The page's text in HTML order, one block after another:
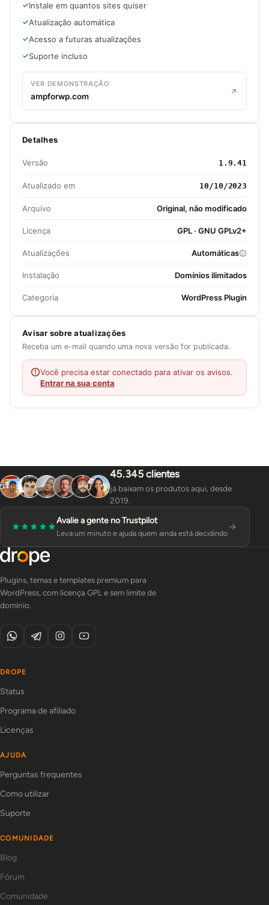
Instale em quantos sites quiser
Atualização automática
Acesso a futuras atualizações
Suporte incluso
VER DEMONSTRAÇÃO
ampforwp.com
Detalhes
Versão 1.9.41
Atualizado em 10/10/2023
Arquivo Original, não modificado
Licença GPL · GNU GPLv2+
Atualizações Automáticas
Instalação Domínios ilimitados
Categoria WordPress Plugin
Avisar sobre atualizações
Receba um e-mail quando uma nova versão for publicada.
Você precisa estar conectado para ativar os avisos.
Entrar na sua conta
45.345 clientes
já baixam os produtos aqui, desde
2019.
Avalie a gente no Trustpilot
Leva um minuto e ajuda quem ainda está decidindo
Plugins, temas e templates premium para
WordPress, com licença GPL e sem limite de
domínio.
DROPE
Status
Programa de afiliado
Licenças
AJUDA
Perguntas frequentes
Como utilizar
Suporte
COMUNIDADE
Blog
Fórum
Comunidade